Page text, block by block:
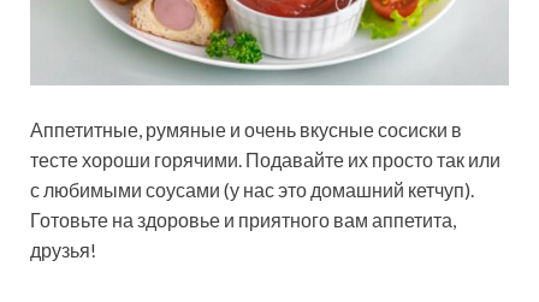
Аппетитные, румяные и очень вкусные сосиски в
тесте хороши горячими. Подавайте их просто так или
с любимыми соусами (у нас это домашний кетчуп).
Готовьте на здоровье и приятного вам аппетита,
друзья!